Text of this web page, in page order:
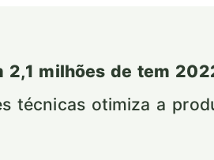
2,1 milhões de tem
técnicas otimiza a